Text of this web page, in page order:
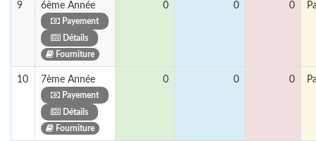
9 6ème Année
Payement
Détails
Fourniture
0 0 0
10 7ème Année
Payement
Détails
Fourniture
0 0 0